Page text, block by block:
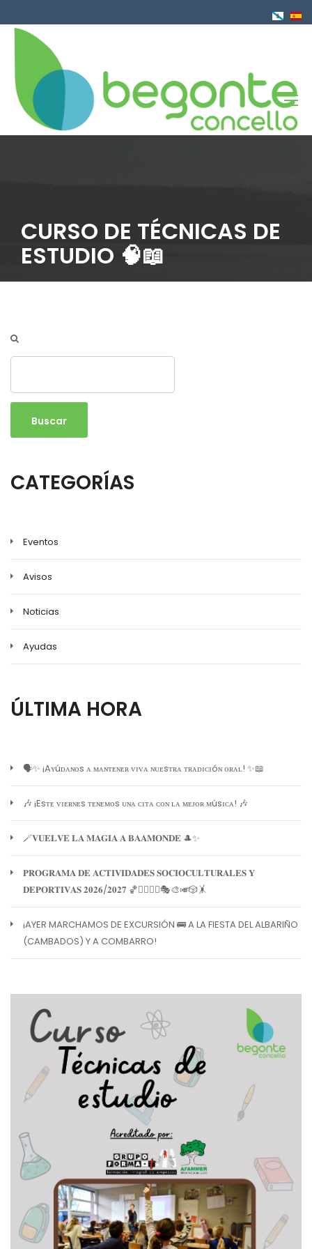
al
contenido
CURSO DE TÉCNICAS DE
ESTUDIO 🧠📖
CATEGORÍAS
Eventos
Avisos
Noticias
Ayudas
ÚLTIMA HORA
🗣️✨ ¡Aʏúᴅᴀɴᴏs ᴀ ᴍᴀɴᴛᴇɴᴇʀ ᴠɪᴠᴀ ɴᴜᴇsᴛʀᴀ ᴛʀᴀᴅɪᴄɪóɴ ᴏʀᴀʟ! ✨📖
🎶 ¡Esᴛᴇ ᴠɪᴇʀɴᴇs ᴛᴇɴᴇᴍᴏs ᴜɴᴀ ᴄɪᴛᴀ ᴄᴏɴ ʟᴀ ᴍᴇᴊᴏʀ ᴍúsɪᴄᴀ! 🎶
🪄𝐕𝐔𝐄𝐋𝐕𝐄 𝐋𝐀 𝐌𝐀𝐆𝐈𝐀 𝐀 𝐁𝐀𝐀𝐌𝐎𝐍𝐃𝐄 🎩✨
𝐏𝐑𝐎𝐆𝐑𝐀𝐌𝐀 𝐃𝐄 𝐀𝐂𝐓𝐈𝐕𝐈𝐃𝐀𝐃𝐄𝐒 𝐒𝐎𝐂𝐈𝐎𝐂𝐔𝐋𝐓𝐔𝐑𝐀𝐋𝐄𝐒 𝐘
𝐃𝐄𝐏𝐎𝐑𝐓𝐈𝐕𝐀𝐒 𝟐𝟎𝟐𝟔/𝟐𝟎𝟐𝟕 🏀🏊‍♀️🧘‍♀️🎭🎨🎺🎲🤸
¡AYER MARCHAMOS DE EXCURSIÓN 🚌 A LA FIESTA DEL ALBARIÑO
(CAMBADOS) Y A COMBARRO!